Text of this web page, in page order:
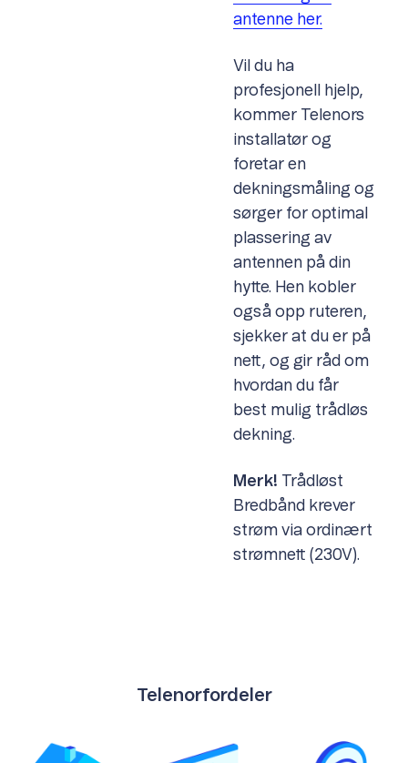
antenne her.
Vil du ha
profesjonell hjelp,
kommer Telenors
installatør og
foretar en
dekningsmåling og
sørger for optimal
plassering av
antennen på din
hytte. Hen kobler
også opp ruteren,
sjekker at du er på
nett, og gir råd om
hvordan du får
best mulig trådløs
dekning.
Merk! Trådløst
Bredbånd krever
strøm via ordinært
strømnett (230V).
Telenorfordeler